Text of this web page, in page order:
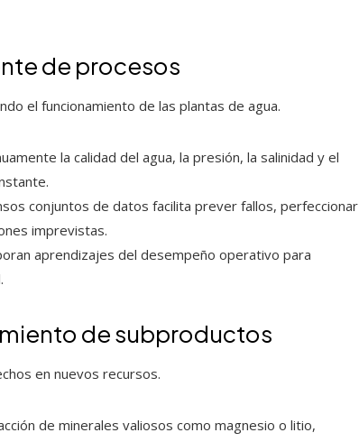
de procesos
el funcionamiento de las plantas de agua.
la calidad del agua, la presión, la salinidad y el
conjuntos de datos facilita prever fallos, perfeccionar
imprevistas.
aprendizajes del desempeño operativo para
de subproductos
en nuevos recursos.
de minerales valiosos como magnesio o litio,